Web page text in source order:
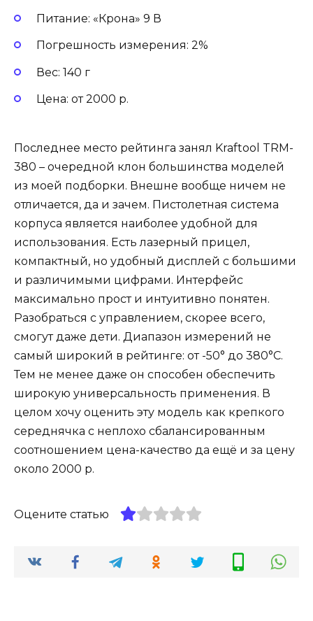
Питание: «Крона» 9 В
Погрешность измерения: 2%
Вес: 140 г
Цена: от 2000 р.
Последнее место рейтинга занял Kraftool TRM-
380 – очередной клон большинства моделей
из моей подборки. Внешне вообще ничем не
отличается, да и зачем. Пистолетная система
корпуса является наиболее удобной для
использования. Есть лазерный прицел,
компактный, но удобный дисплей с большими
и различимыми цифрами. Интерфейс
максимально прост и интуитивно понятен.
Разобраться с управлением, скорее всего,
смогут даже дети. Диапазон измерений не
самый широкий в рейтинге: от -50° до 380°С.
Тем не менее даже он способен обеспечить
широкую универсальность применения. В
целом хочу оценить эту модель как крепкого
середнячка с неплохо сбалансированным
соотношением цена-качество да ещё и за цену
около 2000 р.
Оцените статью